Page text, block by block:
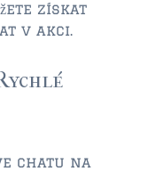
získat
v akci.
chatu na